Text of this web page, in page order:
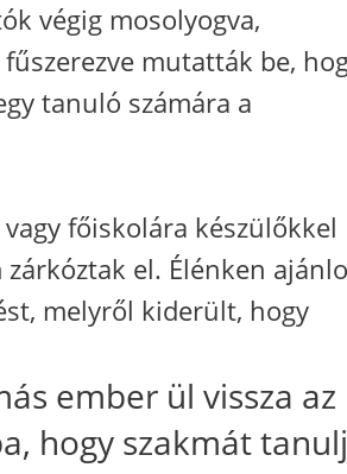
végig mosolyogva,
mutatták be,
tanuló számára a
főiskolára készülőkkel
zárkóztak el. Élénken
melyről kiderült, hogy
ember ül vissza az
hogy szakmát